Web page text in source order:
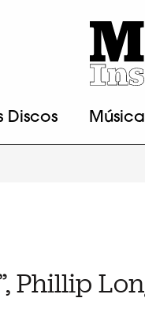
Discos
Phillip